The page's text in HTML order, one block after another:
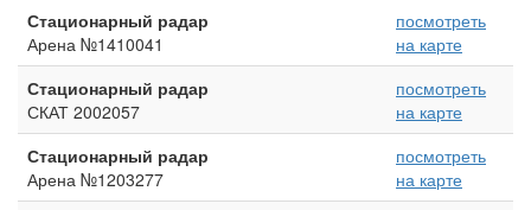
Стационарный радар
Арена №1410041
посмотреть
на карте
Стационарный радар
СКАТ 2002057
посмотреть
на карте
Стационарный радар
Арена №1203277
посмотреть
на карте